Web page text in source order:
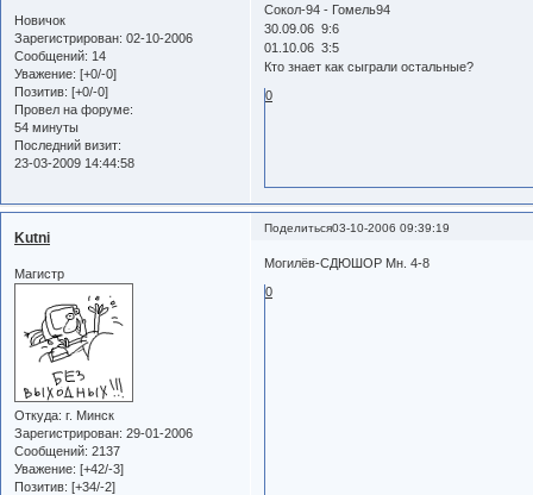
Новичок
Зарегистрирован: 02-10-2006
Сообщений: 14
Уважение: [+0/-0]
Позитив: [+0/-0]
Провел на форуме:
54 минуты
Последний визит:
23-03-2009 14:44:58
Сокол-94 - Гомель94
30.09.06 9:6
01.10.06 3:5
Кто знает как сыграли остальные?
0
Поделиться03-10-2006 09:39:19
Kutni
Магистр
Откуда: г. Минск
Зарегистрирован: 29-01-2006
Сообщений: 2137
Уважение: [+42/-3]
Позитив: [+34/-2]
Могилёв-СДЮШОР Мн. 4-8
0